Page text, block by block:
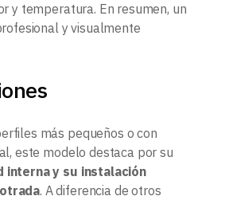
y temperatura. En resumen, un
y visualmente
más pequeños o con
este modelo destaca por su
interna y su instalación
. A diferencia de otros